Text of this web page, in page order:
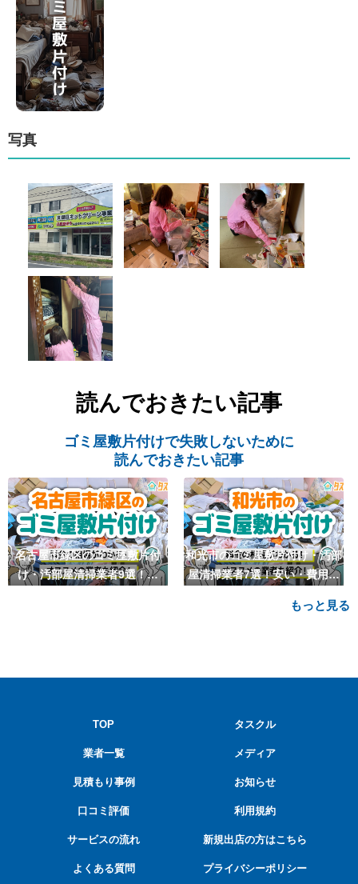
写真
読んでおきたい記事
ゴミ屋敷片付けで失敗しないために
読んでおきたい記事
名古屋市緑区のゴミ屋敷片付
け・汚部屋清掃業者9選！安
和光市のゴミ屋敷片付け・汚部
屋清掃業者7選！安い・費用相
もっと見る
TOP
業者一覧
見積もり事例
口コミ評価
サービスの流れ
よくある質問
タスクル
メディア
お知らせ
利用規約
新規出店の方はこちら
プライバシーポリシー